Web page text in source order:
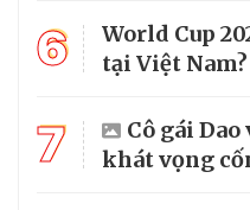
6
World Cup
tại Việt Nam?
7
Cô gái
khát vọng